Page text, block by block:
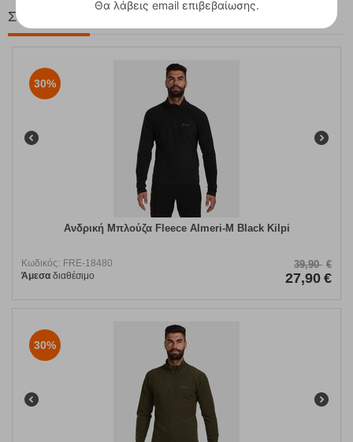
Στη ίδια Τιμή!
30%
Ανδρική Μπλούζα Fleece Almeri-M Black Kilpi
Κωδικός: FRE-18480
Άμεσα διαθέσιμο
39,90 €
27,90 €
30%
Θα λάβεις email επιβεβαίωσης.